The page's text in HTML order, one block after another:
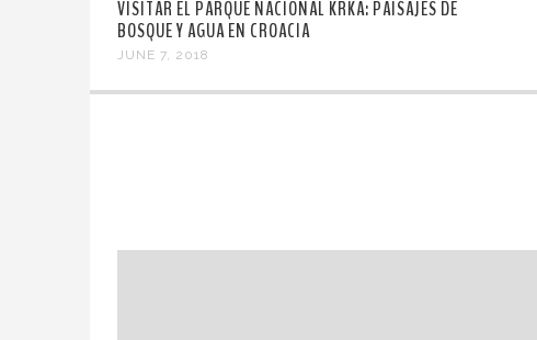
VISITAR EL PARQUE NACIONAL KRKA: PAISAJES DE
BOSQUE Y AGUA EN CROACIA
JUNE 7, 2018